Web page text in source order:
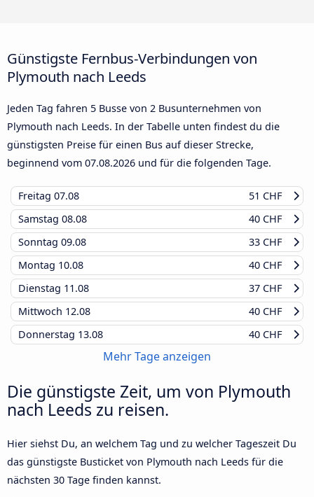
Günstigste Fernbus-Verbindungen von
Plymouth nach Leeds
Jeden Tag fahren 5 Busse von 2 Busunternehmen von
Plymouth nach Leeds. In der Tabelle unten findest du die
günstigsten Preise für einen Bus auf dieser Strecke,
beginnend vom 07.08.2026 und für die folgenden Tage.
Freitag 07.08
51 CHF
Samstag 08.08
40 CHF
Sonntag 09.08
33 CHF
Montag 10.08
40 CHF
Dienstag 11.08
37 CHF
Mittwoch 12.08
40 CHF
Donnerstag 13.08 40 CHF
Mehr Tage anzeigen
Die günstigste Zeit, um von Plymouth
nach Leeds zu reisen.
Hier siehst Du, an welchem Tag und zu welcher Tageszeit Du
das günstigste Busticket von Plymouth nach Leeds für die
nächsten 30 Tage finden kannst.